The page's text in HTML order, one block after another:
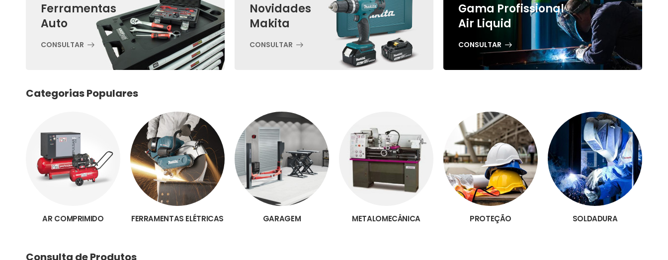
Ferramentas
Auto
CONSULTAR
Novidades
Makita
CONSULTAR
Gama Profissional
Air Liquid
CONSULTAR
Categorias Populares
AR COMPRIMIDO FERRAMENTAS ELÉTRICAS GARAGEM METALOMECÂNICA PROTEÇÃO SOLDADURA
Consulta de Produtos